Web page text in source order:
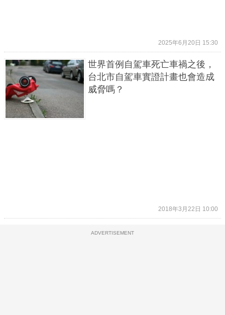
2025年6月20日 15:30
世界首例自駕車死亡車禍之後，
台北市自駕車實證計畫也會造成
威脅嗎？
2018年3月22日 10:00
ADVERTISEMENT